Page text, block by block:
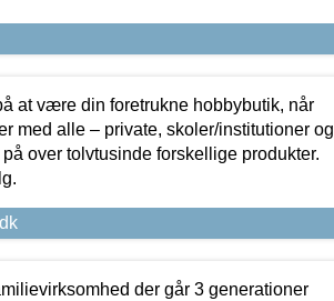
at være din foretrukne hobbybutik, når
med alle – private, skoler/institutioner og
over tolvtusinde forskellige produkter.
der går 3 generationer